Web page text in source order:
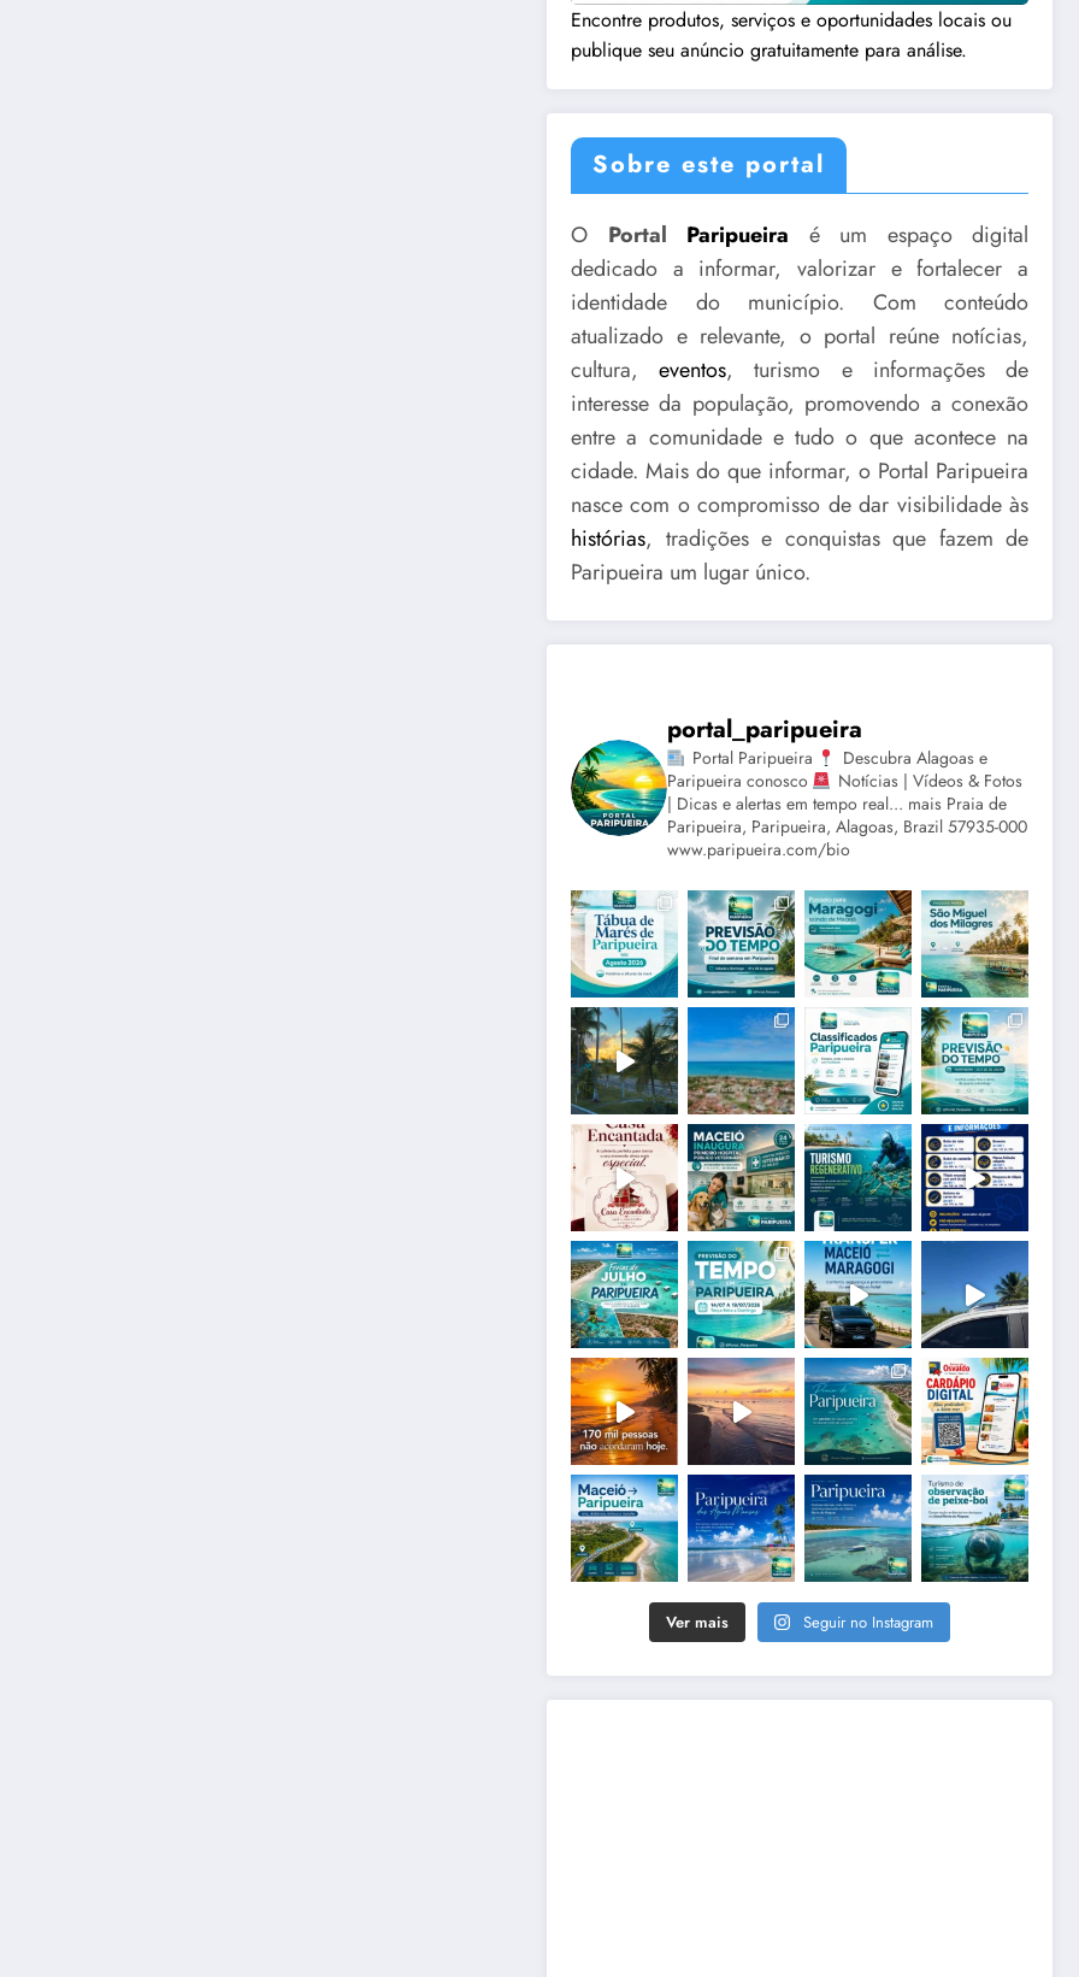
Encontre produtos, serviços e oportunidades locais ou
publique seu anúncio gratuitamente para análise.
Sobre este portal
O Portal Paripueira é um espaço digital
dedicado a informar, valorizar e fortalecer a
identidade do município. Com conteúdo
atualizado e relevante, o portal reúne notícias,
cultura,eventos, turismo e informações de
interesse da população, promovendo a conexão
entre a comunidade e tudo o que acontece na
cidade. Mais do que informar, o Portal Paripueira
nasce com o compromisso de dar visibilidade às
histórias, tradições e conquistas que fazem de
Paripueira um lugar único.
portal_paripueira
Portal Paripueira
Descubra Alagoas e
Paripueira conosco
Notícias | Vídeos & Fotos
| Dicas e alertas em tempo real... mais Praia de
Paripueira, Paripueira, Alagoas, Brazil 57935-000
www.paripueira.com/bio
Ver mais Seguir no Instagram